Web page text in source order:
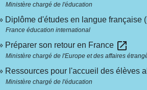
Ministère chargé de l'éducation
Diplôme d'études en langue française
France éducation international
Préparer son retour en France open_in_new
Ministère chargé de l'Europe et des affaires
Ressources pour l'accueil des élèves
Ministère chargé de l'éducation